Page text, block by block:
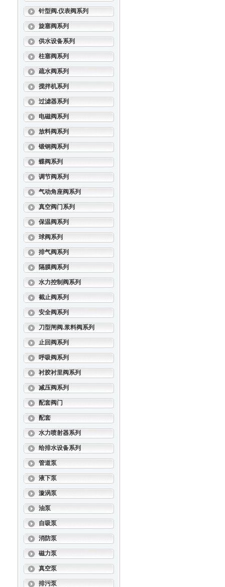
针型阀.仪表阀系列
旋塞阀系列
供水设备系列
柱塞阀系列
疏水阀系列
搅拌机系列
过滤器系列
电磁阀系列
放料阀系列
锻钢阀系列
蝶阀系列
调节阀系列
气动角座阀系列
真空阀门系列
保温阀系列
球阀系列
排气阀系列
隔膜阀系列
水力控制阀系列
截止阀系列
安全阀系列
刀型闸阀.浆料阀系列
止回阀系列
呼吸阀系列
衬胶衬里阀系列
减压阀系列
配套阀门
配套
水力喷射器系列
给排水设备系列
管道泵
液下泵
漩涡泵
油泵
自吸泵
消防泵
磁力泵
真空泵
排污泵